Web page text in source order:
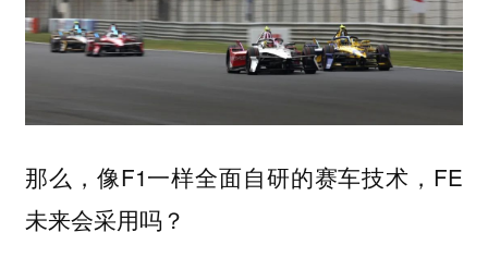
那么，像F1一样全面自研的赛车技术，FE
未来会采用吗？